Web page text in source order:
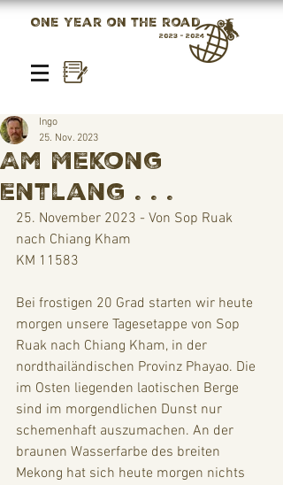
One year on the road
2023 - 2024
Am Mekong
entlang . . .
Ingo
25. Nov. 2023
25. November 2023 - Von Sop Ruak
nach Chiang Kham
KM 11583
Bei frostigen 20 Grad starten wir heute
morgen unsere Tagesetappe von Sop
Ruak nach Chiang Kham, in der
nordthailändischen Provinz Phayao. Die
im Osten liegenden laotischen Berge
sind im morgendlichen Dunst nur
schemenhaft auszumachen. An der
braunen Wasserfarbe des breiten
Mekong hat sich heute morgen nichts